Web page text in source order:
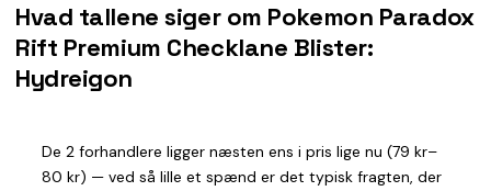
Hvad tallene siger om Pokemon Paradox
Rift Premium Checklane Blister:
Hydreigon
De 2 forhandlere ligger næsten ens i pris lige nu (79 kr–
80 kr) — ved så lille et spænd er det typisk fragten, der